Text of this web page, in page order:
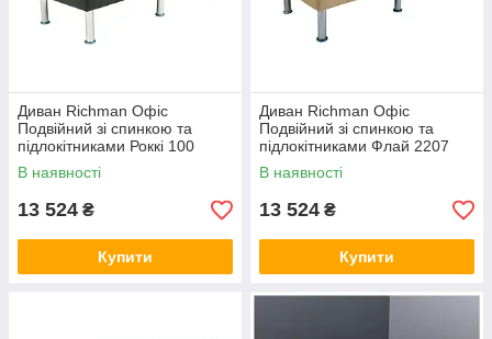
Диван Richman Офіс
Подвійний зі спинкою та
підлокітниками Роккі 100
В наявності
13 524 ₴
Купити
Диван Richman Офіс
Подвійний зі спинкою та
підлокітниками Флай 2207
В наявності
13 524 ₴
Купити